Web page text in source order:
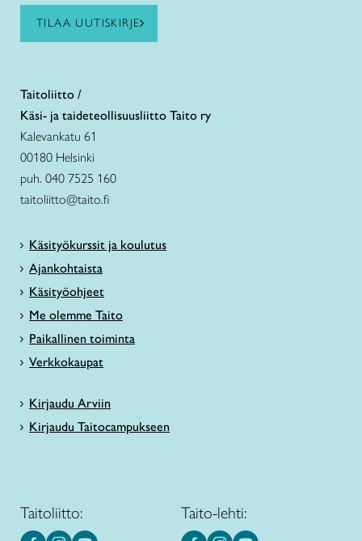
TILAA UUTISKIRJE
Taitoliitto /
Käsi- ja taideteollisuusliitto Taito ry
Kalevankatu 61
00180 Helsinki
puh. 040 7525 160
taitoliitto@taito.fi
Käsityökurssit ja koulutus
Ajankohtaista
Käsityöohjeet
Me olemme Taito
Paikallinen toiminta
Verkkokaupat
Kirjaudu Arviin
Kirjaudu Taitocampukseen
Taitoliitto: Taito-lehti: